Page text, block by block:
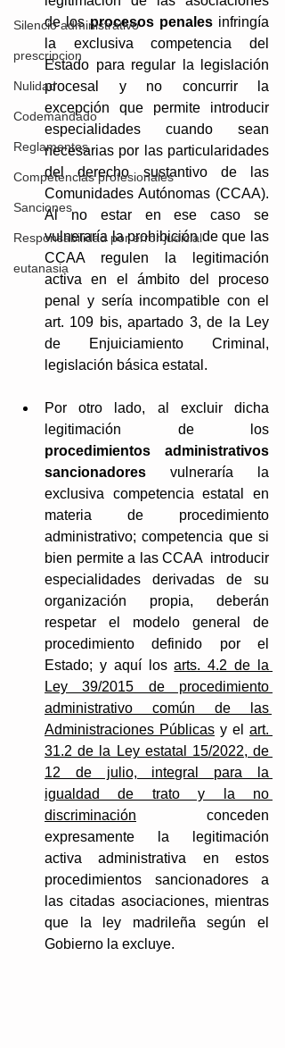
Silencio administrativo
prescripcion
Nulidad
Codemandado
Reglamentos
Competencias profesionales
Sanciones
Responsabilidad por error judicial
eutanasia
de los procesos penales infringía
la exclusiva competencia del
Estado para regular la legislación
procesal y no concurrir la
excepción que permite introducir
especialidades cuando sean
necesarias por las particularidades
del derecho sustantivo de las
Comunidades Autónomas (CCAA).
Al no estar en ese caso se
vulneraría la prohibición de que las
CCAA regulen la legitimación
activa en el ámbito del proceso
penal y sería incompatible con el
art. 109 bis, apartado 3, de la Ley
de Enjuiciamiento Criminal,
legislación básica estatal.
Por otro lado, al excluir dicha
procedimientos administrativos
sancionadores vulneraría la
exclusiva competencia estatal en
materia de procedimiento
administrativo; competencia que si
bien permite a las CCAA  introducir
especialidades derivadas de su
organización propia, deberán
respetar el modelo general de
procedimiento definido por el
Estado; y aquí los arts. 4.2 de la
Ley 39/2015 de procedimiento
administrativo común de las
Administraciones Públicas y el art.
31.2 de la Ley estatal 15/2022, de
12 de julio, integral para la
igualdad de trato y la no
discriminación conceden
expresamente la legitimación
activa administrativa en estos
procedimientos sancionadores a
las citadas asociaciones, mientras
que la ley madrileña según el
Gobierno la excluye.